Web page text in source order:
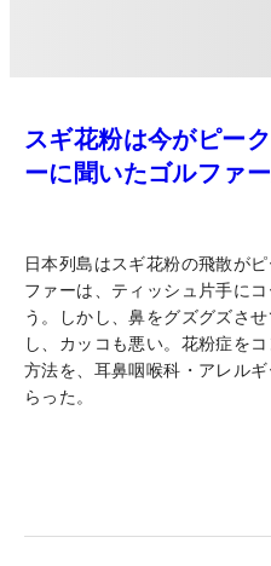
スギ花粉は今がピー
ーに聞いたゴルファ
日本列島はスギ花粉の飛散が
ファーは、ティッシュ片手に
う。しかし、鼻をグズグズさ
し、カッコも悪い。花粉症を
方法を、耳鼻咽喉科・アレル
らった。